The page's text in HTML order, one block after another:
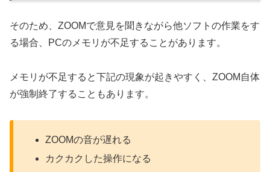
そのため、ZOOMで意見を聞きながら他ソフトの作業をす
る場合、PCのメモリが不足することがあります。
メモリが不足すると下記の現象が起きやすく、ZOOM自体
が強制終了することもあります。
ZOOMの音が遅れる
カクカクした操作になる